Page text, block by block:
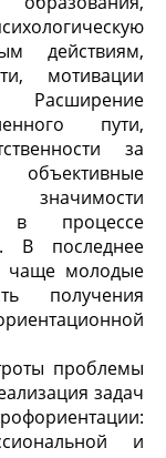
действиям,
мотивации
Расширение
пути,
за
в процессе
В последнее
чаще молодые
получения
проблемы
задач
и